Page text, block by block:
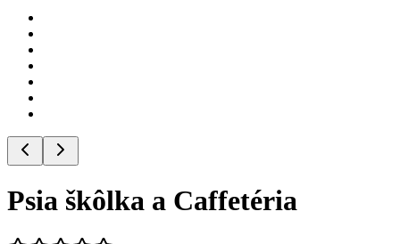
Psia škôlka a Caffetéria